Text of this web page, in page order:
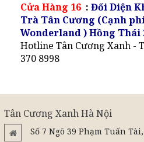
Cửa Hàng 16 : Đối Diện
Trà Tân Cương (Cạnh
Wonderland ) Hồng Thái
Hotline Tân Cương Xanh -
370 8998
Tân Cương Xanh Hà Nội
Số 7 Ngõ 39 Phạm Tuấn